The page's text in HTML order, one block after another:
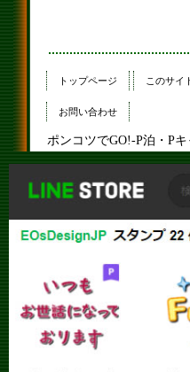
トップページ このサイ
お問い合わせ
ポンコツでGO!-P泊・P